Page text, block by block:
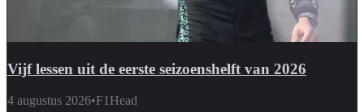
Vijf lessen uit de eerste seizoenshelft van 2026
4 augustus 2026•F1Head